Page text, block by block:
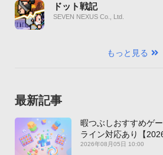
ドット戦記
SEVEN NEXUS Co., Ltd.
もっと見る
最新記事
暇つぶしおすすめゲ
ライン対応あり【
2026年08月05日 10:00